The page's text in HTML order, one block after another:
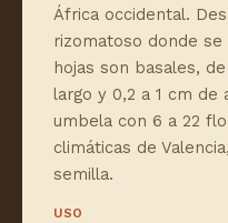
África occidental.
rizomatoso donde
hojas son basales,
largo y 0,2 a 1 cm de
umbela con 6 a 22
climáticas de
semilla.
USO